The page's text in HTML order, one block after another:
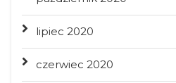
lipiec 2020
czerwiec 2020